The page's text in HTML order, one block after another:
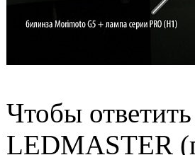
Чтобы
LEDMASTER